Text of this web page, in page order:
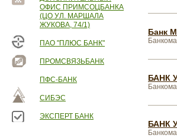
ОФИС ПРИМСОЦБАНКА
(ЦО УЛ. МАРШАЛА
ЖУКОВА, 74/1)
ПАО "ПЛЮС БАНК"
ПРОМСВЯЗЬБАНК
ПФС-БАНК
СИБЭС
ЭКСПЕРТ БАНК
Банк
БАНК
БАНК